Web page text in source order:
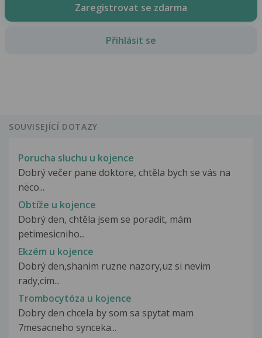
Zaregistrovat se zdarma
Přihlásit se
SOUVISEJÍCÍ DOTAZY
Porucha sluchu u kojence
Dobrý večer pane doktore, chtěla bych se vás na
nëco...
Obtíže u kojence
Dobrý den, chtěla jsem se poradit, mám
petimesicniho...
Ekzém u kojence
Dobrý den,shanim ruzne nazory,uz si nevim
rady,cim...
Trombocytóza u kojence
Dobry den chcela by som sa spytat mam
7mesacneho synceka...